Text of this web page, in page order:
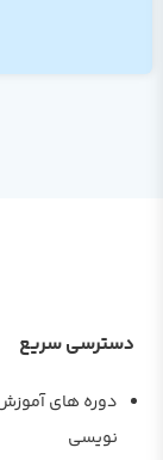
دسترسی سریع
دوره های آموزش
نویسی